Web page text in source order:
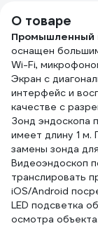
О товаре
Промышленный
оснащен
Wi-Fi,
Экран с
интерфейс и
качестве с
Зонд эндоскопа
имеет длину 1
замены зонда
Видеоэндоскоп
транслировать
iOS/Android
LED подсветка
осмотра